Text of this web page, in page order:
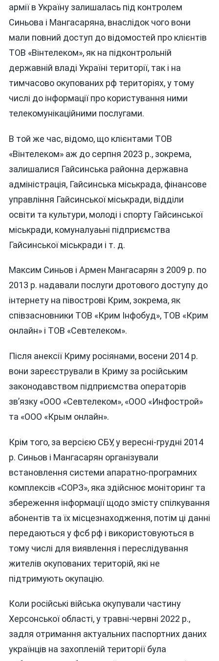
армії в Україну залишалась під контролем
Синьова і Мангасаряна, внаслідок чого вони
мали повний доступ до відомостей про клієнтів
ТОВ «Вінтелеком», як на підконтрольній
державній владі Україні території, так і на
тимчасово окупованих рф територіях, у тому
числі до інформації про користування ними
телекомунікаційними послугами.
В той же час, відомо, що клієнтами ТОВ
«Вінтелеком» аж до серпня 2023 р., зокрема,
залишалися Гайсинська районна державна
адміністрація, Гайсинська міськрада, фінансове
управління Гайсинської міськради, відділи
освіти та культури, молоді і спорту Гайсинської
міськради, комуналуаьні підприємства
Гайсинської міськради і т. д.
Максим Синьов і Армен Мангасарян з 2009 р. по
2013 р. надавали послуги дротового доступу до
інтернету на півострові Крим, зокрема, як
співзасновники ТОВ «Крим Інфобуд», ТОВ «Крим
онлайн» і ТОВ «Севтелеком».
Після анексії Криму росіянами, восени 2014 р.
вони зареєстрували в Криму за російським
законодавством підприємства операторів
зв’язку «ООО «Севтелеком», «ООО «Инфострой»
та «ООО «Крым онлайн».
Крім того, за версією СБУ, у вересні-грудні 2014
р. Синьов і Мангасарян організували
встановлення системи апаратно-програмних
комплексів «СОРЗ», яка здійснює моніторинг та
збереження інформації щодо змісту спілкування
абонентів та їх місцезнаходження, потім ці данні
передаються у фсб рф і використовуються в
тому числі для виявлення і переслідування
жителів окупованих територій, які не
підтримують окупацію.
Коли російські війська окупували частину
Херсонської області, у травні-червні 2022 р.,
задля отримання актуальних паспортних даних
українців на захопленій території була